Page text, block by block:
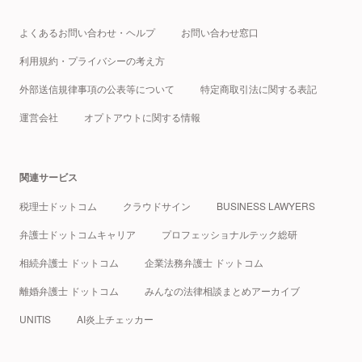
よくあるお問い合わせ・ヘルプ お問い合わせ窓口
利用規約・プライバシーの考え方
外部送信規律事項の公表等について 特定商取引法に関する表記
運営会社 オプトアウトに関する情報
関連サービス
税理士ドットコム クラウドサイン BUSINESS LAWYERS
弁護士ドットコムキャリア プロフェッショナルテック総研
相続弁護士 ドットコム 企業法務弁護士 ドットコム
離婚弁護士 ドットコム みんなの法律相談まとめアーカイブ
UNITIS AI炎上チェッカー